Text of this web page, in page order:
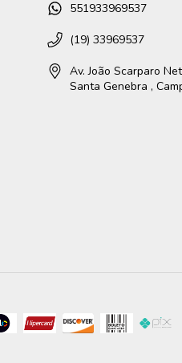
551933969537
(19) 33969537
Av. João Scarparo
Santa Genebra ,